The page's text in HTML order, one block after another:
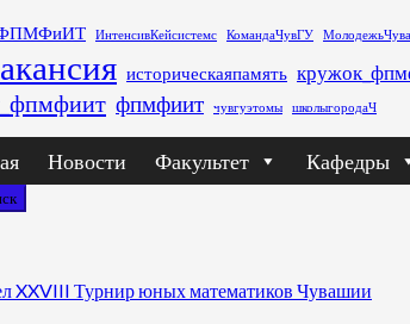
ИнтенсивКейсистемс КомандаЧувГУ
историческаяпамять
фпмфиит чувгуэтомы школыгородаЧ
Новости Факультет Кафедры
XXVIII Турнир юных математиков Чувашии